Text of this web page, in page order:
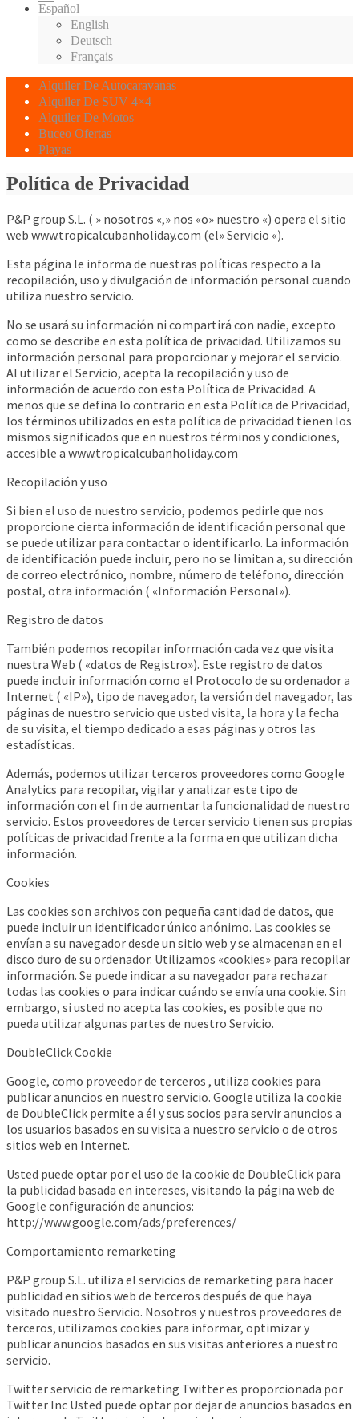
Español
English
Deutsch
Français
Alquiler De Autocaravanas
Alquiler De SUV 4×4
Alquiler De Motos
Buceo Ofertas
Playas
Política de Privacidad
P&P group S.L. ( » nosotros «,» nos «o» nuestro «) opera el sitio
web www.tropicalcubanholiday.com (el» Servicio «).
Esta página le informa de nuestras políticas respecto a la
recopilación, uso y divulgación de información personal cuando
utiliza nuestro servicio.
No se usará su información ni compartirá con nadie, excepto
como se describe en esta política de privacidad. Utilizamos su
información personal para proporcionar y mejorar el servicio.
Al utilizar el Servicio, acepta la recopilación y uso de
información de acuerdo con esta Política de Privacidad. A
menos que se defina lo contrario en esta Política de Privacidad,
los términos utilizados en esta política de privacidad tienen los
mismos significados que en nuestros términos y condiciones,
accesible a www.tropicalcubanholiday.com
Recopilación y uso
Si bien el uso de nuestro servicio, podemos pedirle que nos
proporcione cierta información de identificación personal que
se puede utilizar para contactar o identificarlo. La información
de identificación puede incluir, pero no se limitan a, su dirección
de correo electrónico, nombre, número de teléfono, dirección
postal, otra información ( «Información Personal»).
Registro de datos
También podemos recopilar información cada vez que visita
nuestra Web ( «datos de Registro»). Este registro de datos
puede incluir información como el Protocolo de su ordenador a
Internet ( «IP»), tipo de navegador, la versión del navegador, las
páginas de nuestro servicio que usted visita, la hora y la fecha
de su visita, el tiempo dedicado a esas páginas y otros las
estadísticas.
Además, podemos utilizar terceros proveedores como Google
Analytics para recopilar, vigilar y analizar este tipo de
información con el fin de aumentar la funcionalidad de nuestro
servicio. Estos proveedores de tercer servicio tienen sus propias
políticas de privacidad frente a la forma en que utilizan dicha
información.
Cookies
Las cookies son archivos con pequeña cantidad de datos, que
puede incluir un identificador único anónimo. Las cookies se
envían a su navegador desde un sitio web y se almacenan en el
disco duro de su ordenador. Utilizamos «cookies» para recopilar
información. Se puede indicar a su navegador para rechazar
todas las cookies o para indicar cuándo se envía una cookie. Sin
embargo, si usted no acepta las cookies, es posible que no
pueda utilizar algunas partes de nuestro Servicio.
DoubleClick Cookie
Google, como proveedor de terceros , utiliza cookies para
publicar anuncios en nuestro servicio. Google utiliza la cookie
de DoubleClick permite a él y sus socios para servir anuncios a
los usuarios basados ​​en su visita a nuestro servicio o de otros
sitios web en Internet.
Usted puede optar por el uso de la cookie de DoubleClick para
la publicidad basada en intereses, visitando la página web de
Google configuración de anuncios:
http://www.google.com/ads/preferences/
Comportamiento remarketing
P&P group S.L. utiliza el servicios de remarketing para hacer
publicidad en sitios web de terceros después de que haya
visitado nuestro Servicio. Nosotros y nuestros proveedores de
terceros, utilizamos cookies para informar, optimizar y
publicar anuncios basados ​​en sus visitas anteriores a nuestro
servicio.
Twitter servicio de remarketing Twitter es proporcionada por
Twitter Inc Usted puede optar por dejar de anuncios basados ​​en